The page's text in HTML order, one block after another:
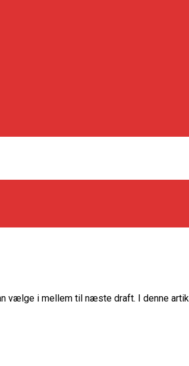
vælge i mellem til næste draft. I denne